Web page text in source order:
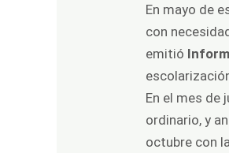
En mayo de
con
emitió
En el mes de
ordinario, y
octubre con